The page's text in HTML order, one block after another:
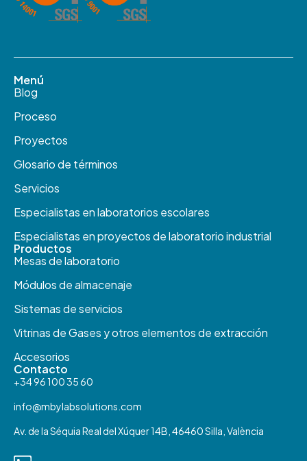
Menú
Blog
Proceso
Proyectos
Glosario de términos
Servicios
Especialistas en laboratorios escolares
Especialistas en proyectos de laboratorio industrial
Productos​
Mesas de laboratorio
Módulos de almacenaje
Sistemas de servicios
Vitrinas de Gases y otros elementos de extracción
Accesorios
Contacto
+34 96 100 35 60
info@mbylabsolutions.com
Av. de la Séquia Real del Xúquer 14B, 46460 Silla, València